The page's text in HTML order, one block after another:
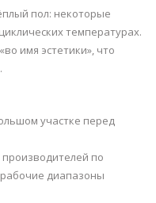
пол: некоторые
температурах.
имя эстетики», что
участке перед
по
диапазоны